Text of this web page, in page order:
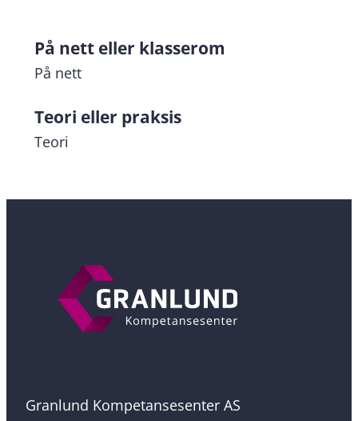
På nett eller klasserom
På nett
Teori eller praksis
Teori
Granlund Kompetansesenter AS